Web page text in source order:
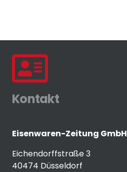
Kontakt
Eisenwaren-Zeitung GmbH
Eichendorffstraße 3
40474 Düsseldorf